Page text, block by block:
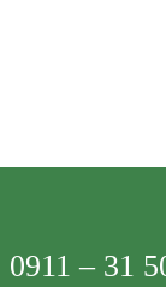
0911 – 31